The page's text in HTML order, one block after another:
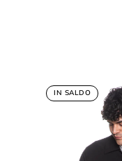
IN SALDO